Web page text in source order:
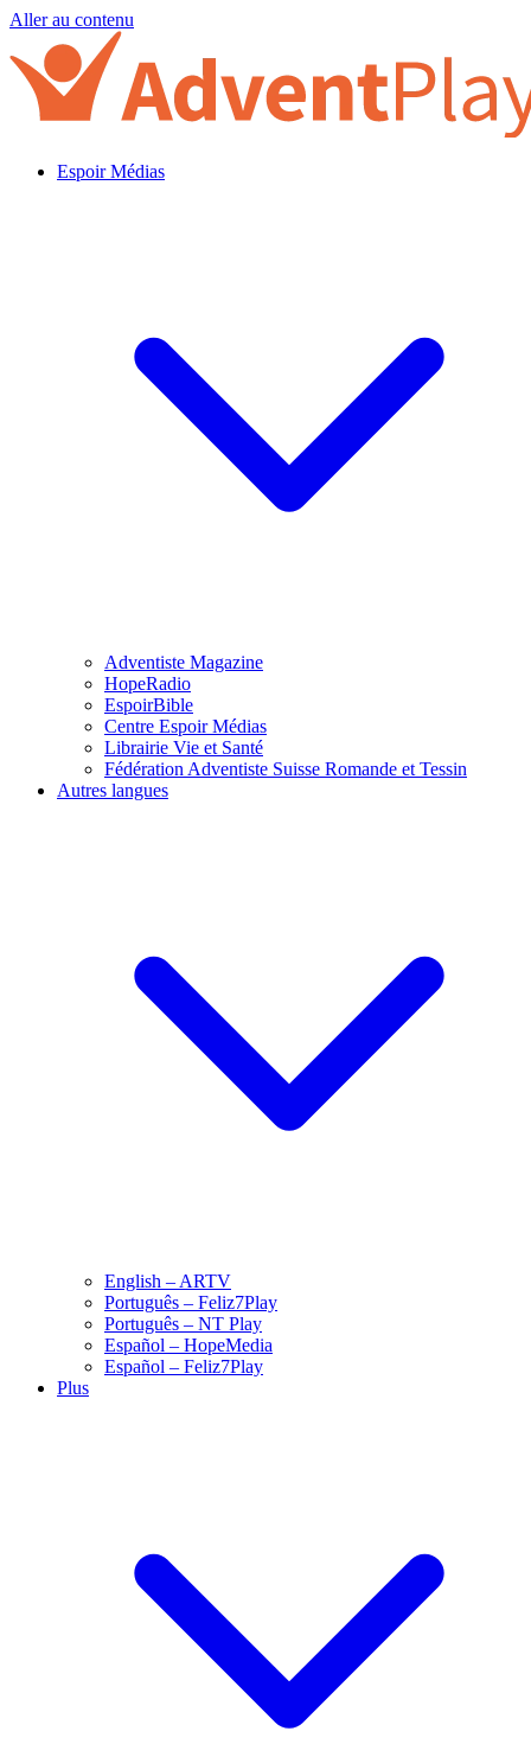
Aller au contenu
Espoir Médias
Adventiste Magazine
HopeRadio
EspoirBible
Centre Espoir Médias
Librairie Vie et Santé
Fédération Adventiste Suisse Romande et Tessin
Autres langues
English – ARTV
Português – Feliz7Play
Português – NT Play
Español – HopeMedia
Español – Feliz7Play
Plus